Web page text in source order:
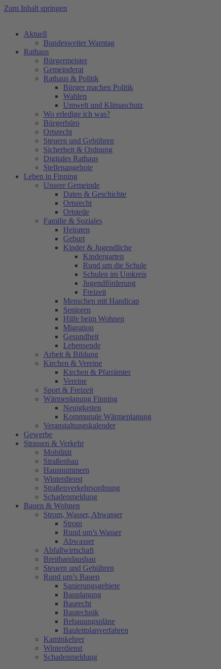
Zum Inhalt springen
Aktuell
Bundesweiter Warntag
Rathaus
Bürgermeister
Gemeinderat
Rathaus & Politik
Bürger machen Politik
Wahlen
Umwelt und Klimaschutz
Wo erledige ich was?
Bürgerbüro
Ortsrecht
Steuern und Gebühren
Sicherheit & Ordnung
Digitales Rathaus
Stellenangebote
Leben in Finning
Unsere Gemeinde
Daten & Geschichte
Ortsrecht
Ortsteile
Familie & Soziales
Heiraten
Geburt
Kinder & Jugendliche
Kindergarten
Rund um die Schule
Schulen im Umkreis
Jugendförderung
Freizeit
Menschen mit Handicap
Senioren
Hilfe beim Wohnen
Migration
Gesundheit
Lebensende
Arbeit & Bildung
Kirchen & Vereine
Kirchen & Pfarrämter
Vereine
Sport & Freizeit
Wärmeplanung Finning
Neuigkeiten
Kommunale Wärmeplanung
Veranstaltungskalender
Gewerbe
Strassen & Verkehr
Mobilität
Straßenbau
Hausnummern
Winterdienst
Straßenverkehrsordnung
Schadenmeldung
Bauen & Wohnen
Strom, Wasser, Abwasser
Strom
Rund um’s Wasser
Abwasser
Abfallwirtschaft
Breitbandausbau
Steuern und Gebühren
Rund um’s Bauen
Sanierungsgebiete
Bauplanung
Baurecht
Bautechnik
Bebauungspläne
Bauleitplanverfahren
Kaminkehrer
Winterdienst
Schadenmeldung